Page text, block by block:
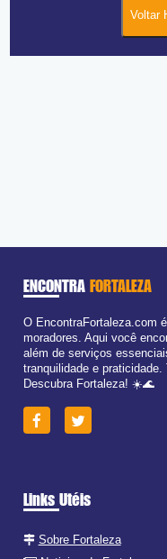
ENCONTRA FORTALEZA
O EncontraFortaleza.com
moradores. Aqui você
além de serviços
tranquilidade e
Descubra Fortaleza! ☀️🌊
Links Utéis
Sobre Fortaleza